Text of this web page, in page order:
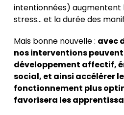
intentionnées) augmentent
stress… et la durée des
Mais bonne nouvelle : avec
nos interventions
développement affectif,
social, et ainsi accélérer
fonctionnement plus
favorisera les